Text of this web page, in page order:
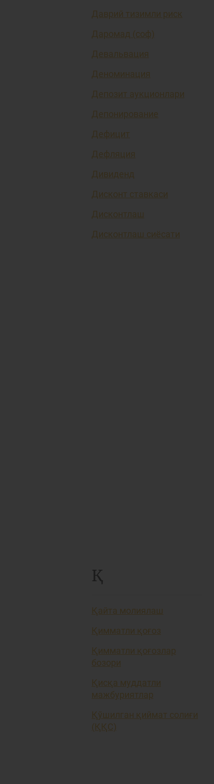
Даврий тизимли риск
Даромад (соф)
Девальвация
Деноминация
Депозит аукционлари
Депонирование
Дефицит
Дефляция
Дивиденд
Дисконт ставкаси
Дисконтлаш
Дисконтлаш сиёсати
Қ
Қайта молиялаш
Қимматли қоғоз
Қимматли қоғозлар
бозори
Қисқа муддатли
мажбуриятлар
Қўшилган қиймат солиғи
(ҚҚС)